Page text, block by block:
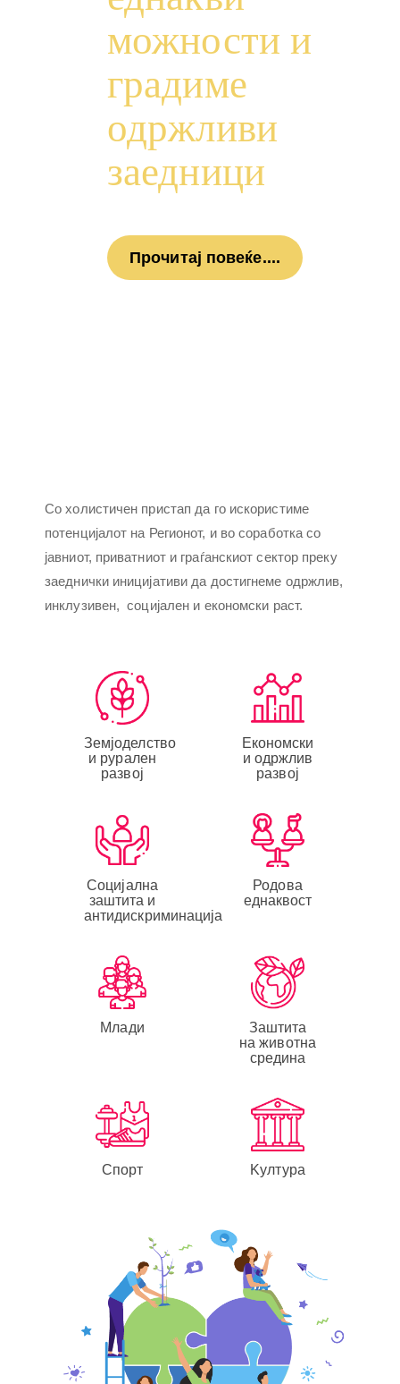
можности и
градиме
одржливи
заедници
Прочитај повеќе....
Со холистичен пристап да го искористиме
потенцијалот на Регионот, и во соработка со
јавниот, приватниот и граѓанскиот сектор преку
заеднички иницијативи да достигнеме одржлив,
инклузивен, социјален и економски раст.
Земјоделство
и рурален
развој
Економски
и одржлив
развој
Социјална
заштита и
антидискриминација
Родова
еднаквост
Млади
Заштита
на животна
средина
Спорт Kултура